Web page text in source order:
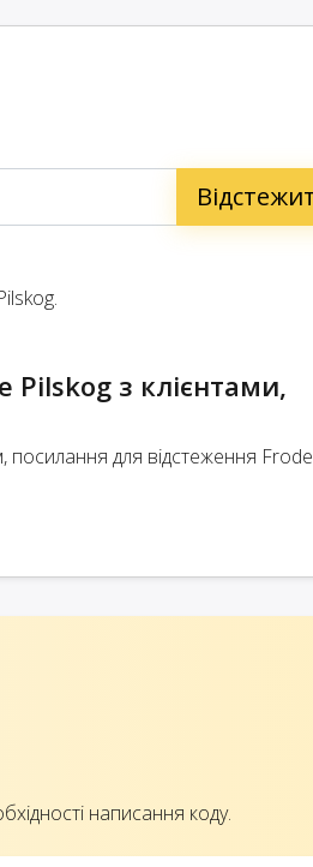
Pilskog з клієнтами,
для відстеження Frode
написання коду.